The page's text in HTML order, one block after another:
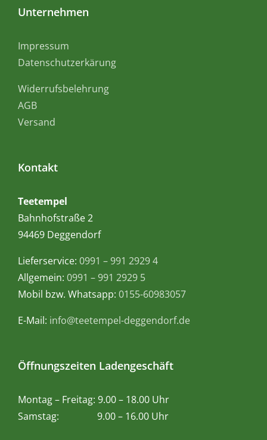
Unternehmen
Impressum
Datenschutzerkärung
Widerrufsbelehrung
AGB
Versand
Kontakt
Teetempel
Bahnhofstraße 2
94469 Deggendorf
Lieferservice: 0991 – 991 2929 4
Allgemein: 0991 – 991 2929 5
Mobil bzw. Whatsapp: 0155-60983057
E-Mail: info@teetempel-deggendorf.de
Öffnungszeiten Ladengeschäft
Montag – Freitag: 9.00 – 18.00 Uhr
Samstag: 9.00 – 16.00 Uhr